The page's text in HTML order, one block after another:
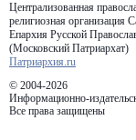
Централизованная
религиозная организация
Епархия Русской
(Московский Патриархат)
Патриархия.ru
© 2004-2026
Информационно-
Все права защищены